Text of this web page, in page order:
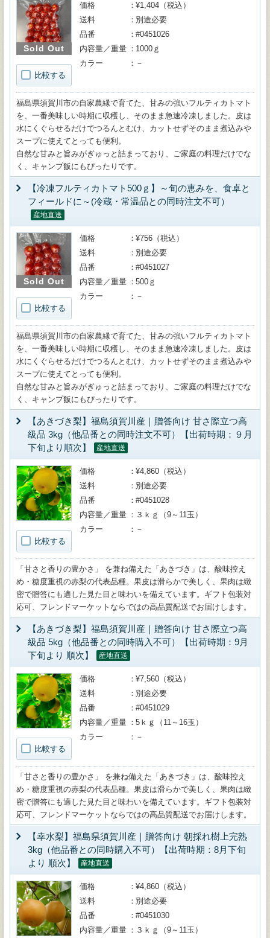
Sold Out
比較する
価格
¥1,404（税込）
送料
別途必要
品番
#0451026
内容量／重量
1000ｇ
カラー
－
福島県須賀川市の自家農縁で育てた、甘みの強いフルティカトマト
を、一番美味しい時期に収穫し、そのまま急速冷凍しました。皮は
水にくぐらせるだけでつるんとむけ、カットせずそのまま煮込みや
スープに使えてとっても便利。
自然な甘みと旨みがぎゅっと詰まっており、ご家庭の料理だけでな
く、キャンプ飯にもぴったりです。
【冷凍フルティカトマト500ｇ】～旬の恵みを、食卓と
フィールドに～(冷蔵・常温品との同時注文不可）
産地直送
Sold Out
比較する
価格
¥756（税込）
送料
別途必要
品番
#0451027
内容量／重量
500ｇ
カラー
－
福島県須賀川市の自家農縁で育てた、甘みの強いフルティカトマト
を、一番美味しい時期に収穫し、そのまま急速冷凍しました。皮は
水にくぐらせるだけでつるんとむけ、カットせずそのまま煮込みや
スープに使えてとっても便利。
自然な甘みと旨みがぎゅっと詰まっており、ご家庭の料理だけでな
く、キャンプ飯にもぴったりです。
【あきづき梨】福島須賀川産｜贈答向け 甘さ際立つ高
級品 3kg（他品番との同時注文不可）【出荷時期：９月
下旬より順次】
産地直送
比較する
価格
¥4,860（税込）
送料
別途必要
品番
#0451028
内容量／重量
３ｋｇ（9～11玉）
カラー
－
「甘さと香りの豊かさ」 を兼ね備えた「あきづき」は、酸味控え
め・糖度重視の赤梨の代表品種。果皮は滑らかで美しく、果肉は緻
密で贈答にも適した見た目と味わいを備えています。ギフト包装対
応可、フレンドマーケットならではの高品質配送でお届けします。
【あきづき梨】福島須賀川産｜贈答向け 甘さ際立つ高
級品 5kg（他品番との同時購入不可）【出荷時期：9月
下旬より 順次】
産地直送
比較する
価格
¥7,560（税込）
送料
別途必要
品番
#0451029
内容量／重量
5ｋｇ（11～16玉）
カラー
－
「甘さと香りの豊かさ」 を兼ね備えた「あきづき」は、酸味控え
め・糖度重視の赤梨の代表品種。果皮は滑らかで美しく、果肉は緻
密で贈答にも適した見た目と味わいを備えています。ギフト包装対
応可、フレンドマーケットならではの高品質配送でお届けします。
【幸水梨】福島県須賀川産｜贈答向け 朝採れ樹上完熟
3kg（他品番との同時購入不可）【出荷時期：8月下旬
より 順次】
産地直送
価格
¥4,860（税込）
送料
別途必要
品番
#0451030
内容量／重量
３ｋｇ（9～11玉）